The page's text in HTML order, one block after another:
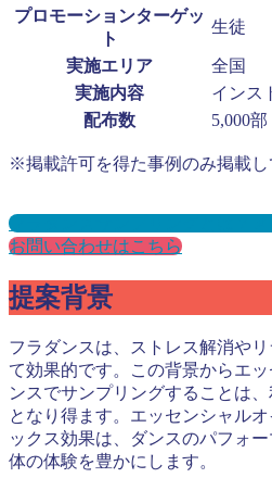
プロモーションターゲッ
ト
生徒
実施エリア
全国
実施内容
インス
配布数
5,000部
※掲載許可を得た事例のみ掲載し
フラダンスサンプリングとは？
お問い合わせはこちら
提案背景
フラダンスは、ストレス解消や
て効果的です。この背景からエ
ンスでサンプリングすることは
となり得ます。エッセンシャル
ックス効果は、ダンスのパフォ
体の体験を豊かにします。